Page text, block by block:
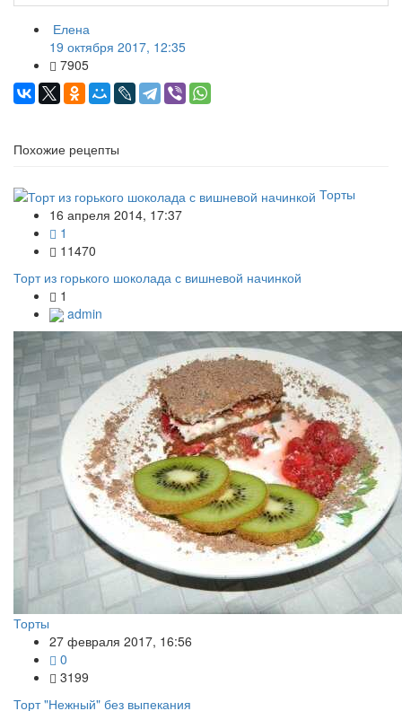
Елена
19 октября 2017, 12:35
7905
Похожие рецепты
Торты
16 апреля 2014, 17:37
1
11470
Торт из горького шоколада с вишневой начинкой
1
admin
Торты
27 февраля 2017, 16:56
0
3199
Торт "Нежный" без выпекания